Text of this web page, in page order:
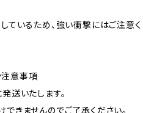
ているため、強い衝撃にはご注意く
意事項
送いたします。
きませんのでご了承ください。